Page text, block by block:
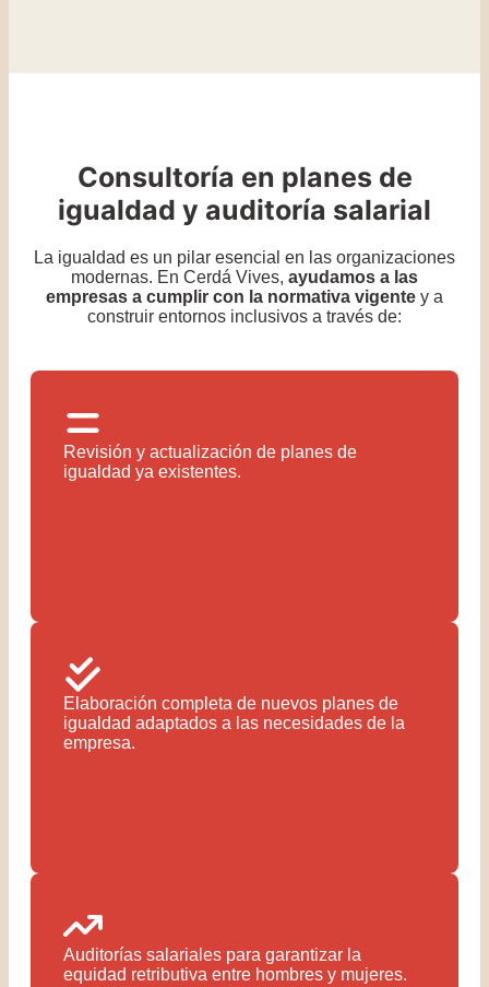
Consultoría en planes de
igualdad y auditoría salarial
La igualdad es un pilar esencial en las organizaciones
modernas. En Cerdá Vives, ayudamos a las
empresas a cumplir con la normativa vigente y a
construir entornos inclusivos a través de:
Revisión y actualización de planes de
igualdad ya existentes.
Elaboración completa de nuevos planes de
igualdad adaptados a las necesidades de la
empresa.
Auditorías salariales para garantizar la
equidad retributiva entre hombres y mujeres.